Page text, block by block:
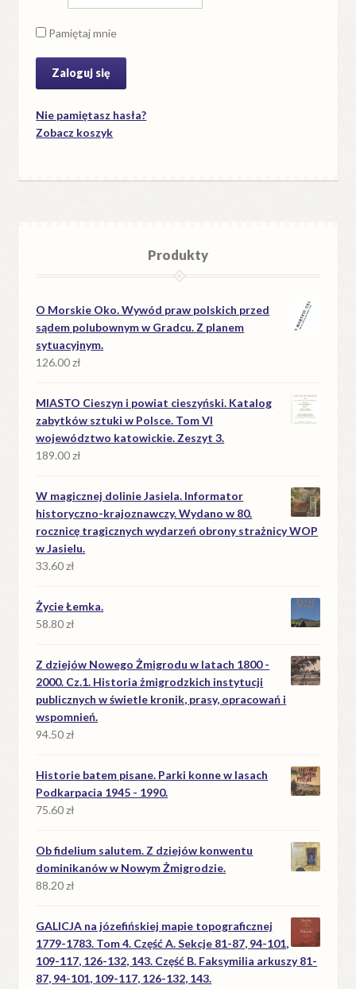
Pamiętaj mnie
Nie pamiętasz hasła?
Zobacz koszyk
Produkty
O Morskie Oko. Wywód praw polskich przed
sądem polubownym w Gradcu. Z planem
sytuacyjnym.
126.00zł
MIASTO Cieszyn i powiat cieszyński. Katalog
zabytków sztuki w Polsce. Tom VI
województwo katowickie. Zeszyt 3.
189.00zł
W magicznej dolinie Jasiela. Informator
historyczno-krajoznawczy. Wydano w 80.
rocznicę tragicznych wydarzeń obrony strażnicy WOP
w Jasielu.
33.60zł
Życie Łemka.
58.80zł
Z dziejów Nowego Żmigrodu w latach 1800 -
2000. Cz.1. Historia żmigrodzkich instytucji
publicznych w świetle kronik, prasy, opracowań i
wspomnień.
94.50zł
Historie batem pisane. Parki konne w lasach
Podkarpacia 1945 - 1990.
75.60zł
Ob fidelium salutem. Z dziejów konwentu
dominikanów w Nowym Żmigrodzie.
88.20zł
GALICJA na józefińskiej mapie topograficznej
1779-1783. Tom 4. Część A. Sekcje 81-87, 94-101,
109-117, 126-132, 143. Część B. Faksymilia arkuszy 81-
87, 94-101, 109-117, 126-132, 143.